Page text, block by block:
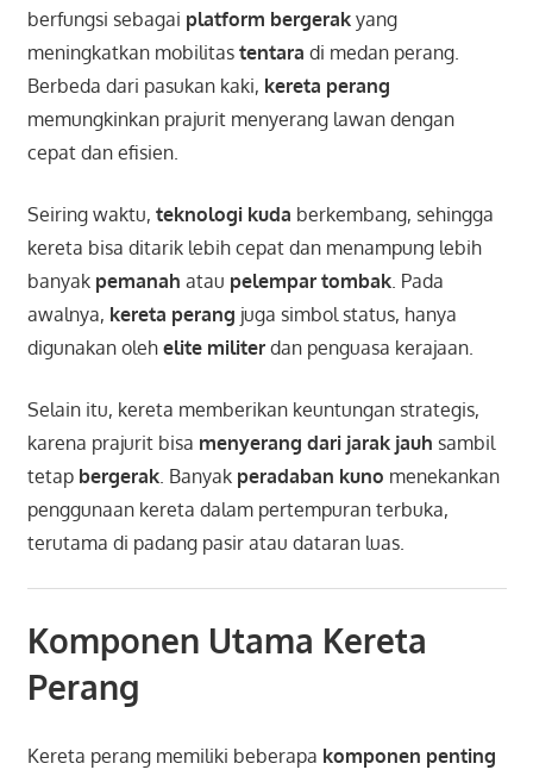
berfungsi sebagai platform bergerakyang
meningkatkan mobilitas tentara di medan perang.
Berbeda dari pasukan kaki, kereta perang
memungkinkan prajurit menyerang lawan dengan
cepat dan efisien.
Seiring waktu, teknologi kuda berkembang, sehingga
kereta bisa ditarik lebih cepat dan menampung lebih
banyak pemanah atau pelempar tombak. Pada
awalnya, kereta perang juga simbol status, hanya
digunakan oleh elite militerdan penguasa kerajaan.
Selain itu, kereta memberikan keuntungan strategis,
karena prajurit bisa menyerang dari jarak jauh sambil
tetap bergerak. Banyak peradaban kuno menekankan
penggunaan kereta dalam pertempuran terbuka,
terutama di padang pasir atau dataran luas.
Komponen Utama Kereta
Perang
Kereta perang memiliki beberapa komponen penting